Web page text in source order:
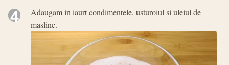
4
Adaugam in iaurt condimentele, usturoiul si uleiul de
masline.